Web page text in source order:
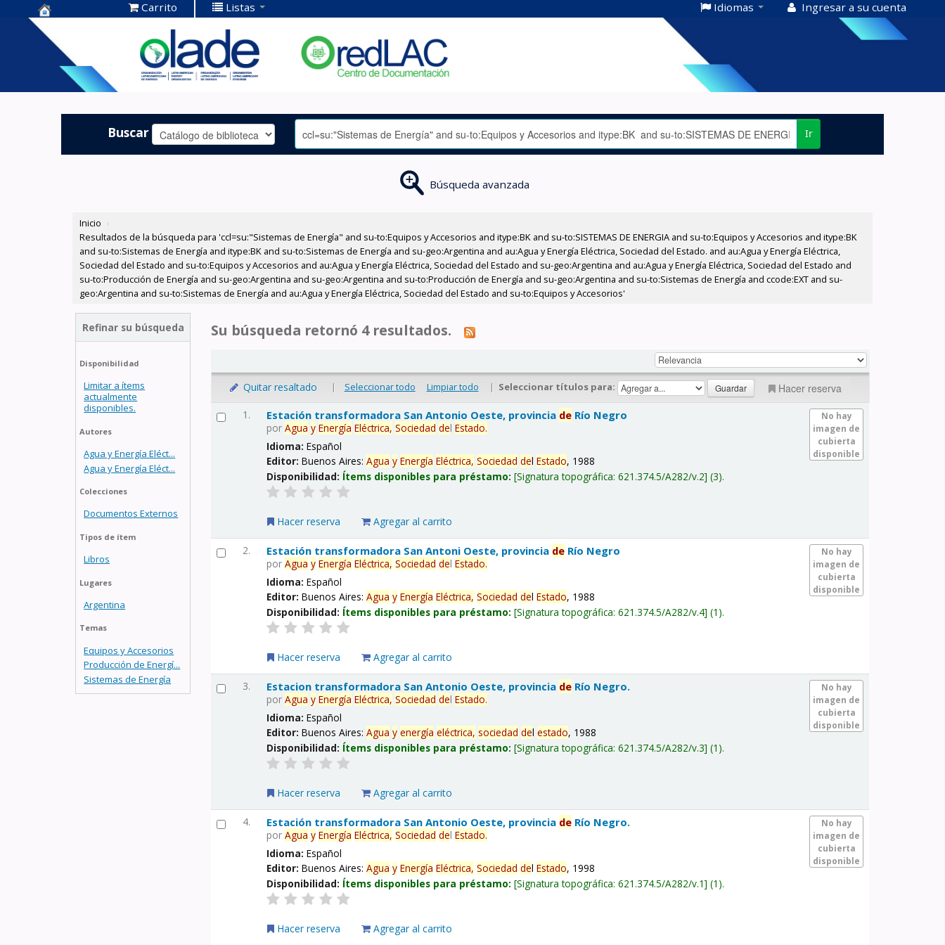
Centro de
Documentación
OLADE -
Carrito Listas Idiomas Ingresar a su cuenta
Buscar Ir
Búsqueda avanzada
Inicio ›
Resultados de la búsqueda para 'ccl=su:"Sistemas de Energía" and su-to:Equipos y Accesorios and itype:BK and su-to:SISTEMAS DE ENERGIA and su-to:Equipos y Accesorios and itype:BK
and su-to:Sistemas de Energía and itype:BK and su-to:Sistemas de Energía and su-geo:Argentina and au:Agua y Energía Eléctrica, Sociedad del Estado. and au:Agua y Energía Eléctrica,
Sociedad del Estado and su-to:Equipos y Accesorios and au:Agua y Energía Eléctrica, Sociedad del Estado and su-geo:Argentina and au:Agua y Energía Eléctrica, Sociedad del Estado and
su-to:Producción de Energía and su-geo:Argentina and su-geo:Argentina and su-to:Producción de Energía and su-geo:Argentina and su-to:Sistemas de Energía and ccode:EXT and su-
geo:Argentina and su-to:Sistemas de Energía and au:Agua y Energía Eléctrica, Sociedad del Estado and su-to:Equipos y Accesorios'
Refinar su búsqueda
Disponibilidad
Limitar a ítems
actualmente
disponibles.
Autores
Agua y Energía Eléct...
Agua y Energía Eléct...
Colecciones
Documentos Externos
Tipos de ítem
Libros
Lugares
Argentina
Temas
Equipos y Accesorios
Producción de Energí...
Sistemas de Energía
Su búsqueda retornó 4 resultados.
Quitar resaltado | Seleccionar todo Limpiar todo | Seleccionar títulos para: Hacer reserva
1.
No hay
imagen de
cubierta
disponible
Estación transformadora San Antonio Oeste, provincia de Río Negro
porAgua y Energía Eléctrica, Sociedad delEstado.
Idioma:Español
Editor:Buenos Aires:Agua y Energía Eléctrica, Sociedad delEstado, 1988
Disponibilidad: Ítems disponibles para préstamo: Signatura topográfica:621.374.5/A282/v.2 (3).
Hacer reserva Agregar al carrito
2.
No hay
imagen de
cubierta
disponible
Estación transformadora San Antoni Oeste, provincia de Río Negro
porAgua y Energía Eléctrica, Sociedad delEstado.
Idioma:Español
Editor:Buenos Aires:Agua y Energía Eléctrica, Sociedad delEstado, 1988
Disponibilidad: Ítems disponibles para préstamo: Signatura topográfica:621.374.5/A282/v.4 (1).
Hacer reserva Agregar al carrito
3.
No hay
imagen de
cubierta
disponible
Estacion transformadora San Antonio Oeste, provincia de Río Negro.
porAgua y Energía Eléctrica, Sociedad delEstado.
Idioma:Español
Editor:Buenos Aires:Agua y energía eléctrica, sociedad delestado, 1988
Disponibilidad: Ítems disponibles para préstamo: Signatura topográfica:621.374.5/A282/v.3 (1).
Hacer reserva Agregar al carrito
4.
No hay
imagen de
cubierta
disponible
Estación transformadora San Antonio Oeste, provincia de Río Negro.
porAgua y Energía Eléctrica, Sociedad delEstado.
Idioma:Español
Editor:Buenos Aires:Agua y Energía Eléctrica, Sociedad delEstado, 1998
Disponibilidad: Ítems disponibles para préstamo: Signatura topográfica:621.374.5/A282/v.1 (1).
Hacer reserva Agregar al carrito